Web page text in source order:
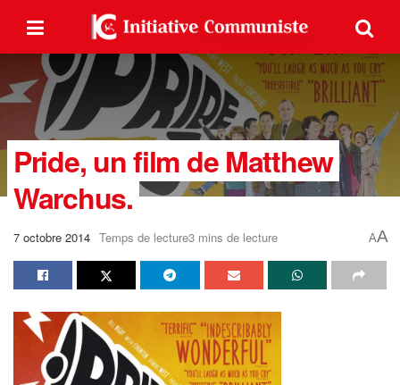
Pride, un film de Matthew
Warchus.
7 octobre 2014 Temps de lecture3 mins de lecture AA